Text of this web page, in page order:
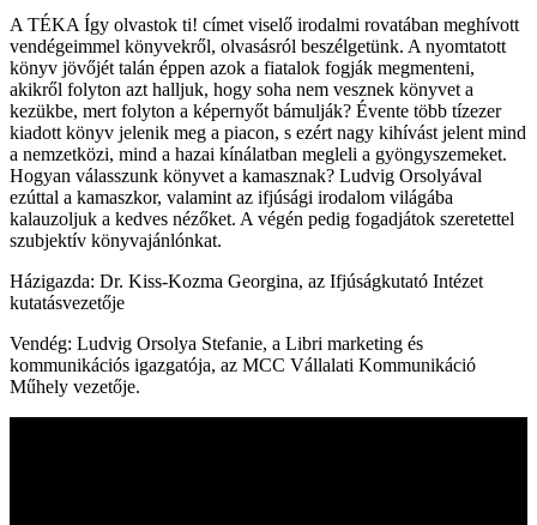
A TÉKA Így olvastok ti! címet viselő irodalmi rovatában meghívott
vendégeimmel könyvekről, olvasásról beszélgetünk. A nyomtatott
könyv jövőjét talán éppen azok a fiatalok fogják megmenteni,
akikről folyton azt halljuk, hogy soha nem vesznek könyvet a
kezükbe, mert folyton a képernyőt bámulják? Évente több tízezer
kiadott könyv jelenik meg a piacon, s ezért nagy kihívást jelent mind
a nemzetközi, mind a hazai kínálatban megleli a gyöngyszemeket.
Hogyan válasszunk könyvet a kamasznak? Ludvig Orsolyával
ezúttal a kamaszkor, valamint az ifjúsági irodalom világába
kalauzoljuk a kedves nézőket. A végén pedig fogadjátok szeretettel
szubjektív könyvajánlónkat.
Házigazda: Dr. Kiss-Kozma Georgina, az Ifjúságkutató Intézet
kutatásvezetője
Vendég: Ludvig Orsolya Stefanie, a Libri marketing és
kommunikációs igazgatója, az MCC Vállalati Kommunikáció
Műhely vezetője.